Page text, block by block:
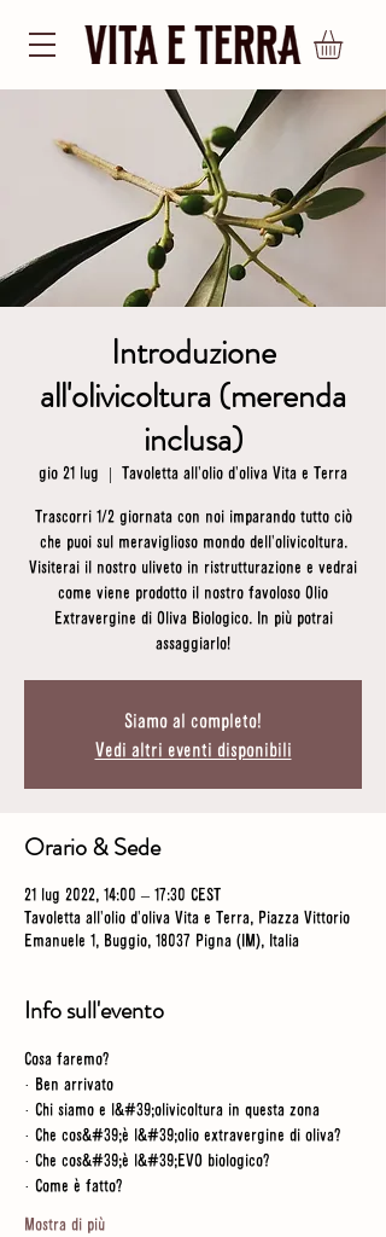
Introduzione
all'olivicoltura (merenda
inclusa)
gio 21 lug
  |
Tavoletta all'olio d'oliva Vita e Terra
Trascorri 1/2 giornata con noi imparando tutto ciò
che puoi sul meraviglioso mondo dell'olivicoltura.
Visiterai il nostro uliveto in ristrutturazione e vedrai
come viene prodotto il nostro favoloso Olio
Extravergine di Oliva Biologico. In più potrai
assaggiarlo!
Siamo al completo!
Vedi altri eventi disponibili
Orario & Sede
21 lug 2022, 14:00 – 17:30 CEST
Tavoletta all'olio d'oliva Vita e Terra, Piazza Vittorio
Emanuele 1, Buggio, 18037 Pigna (IM), Italia
Info sull'evento
Cosa faremo?
· Ben arrivato
· Chi siamo e l&#39;olivicoltura in questa zona
· Che cos&#39;è l&#39;olio extravergine di oliva?
· Che cos&#39;è l&#39;EVO biologico?
· Come è fatto?
Mostra di più